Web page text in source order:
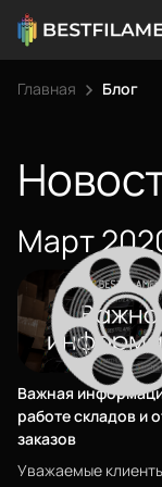
Главная Блог
Март
Важная
работе складов и
заказов
Уважаемые
О нас
Филиалы
Сертификаты
Система скидок
Оплата и
Для крупных 3D-